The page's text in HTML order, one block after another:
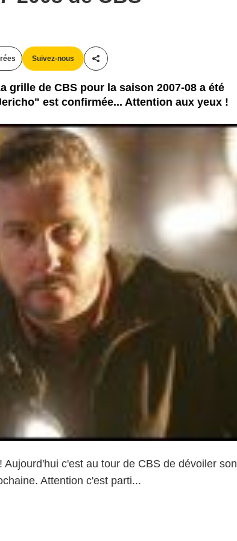
Suivez-nous
Partager cet article
grille de CBS pour la saison 2007-08 a été
est confirmée... Attention aux yeux !
c'est au tour de CBS de dévoiler son
Attention c'est parti...